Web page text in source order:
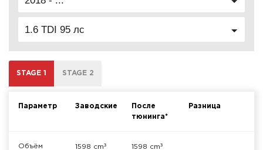
1.6 TDI 95 лс
STAGE 1 STAGE 2
Параметр Заводские
После
тюнинга*
Разница
Объём
1598 cm³ 1598 cm³